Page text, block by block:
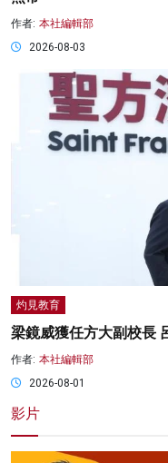
作者: 本社編輯部
2026-08-03
灼見教育
梁鏡威獲任方大副校長
作者: 本社編輯部
2026-08-01
影片